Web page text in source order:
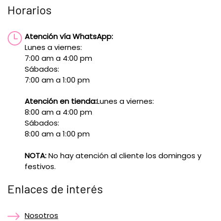
Horarios
Atención vía WhatsApp:
Lunes a viernes:
7:00 am a 4:00 pm
Sábados:
7:00 am a 1:00 pm
Atención en tienda:Lunes a viernes:
8:00 am a 4:00 pm
Sábados:
8:00 am a 1:00 pm
NOTA:No hay atención al cliente los domingos y
festivos.
Enlaces de interés
Nosotros